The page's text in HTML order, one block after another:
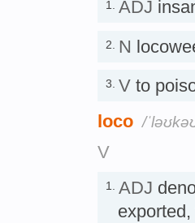
1. ADJ
2. N
3. V to
loco /
V
1. ADJ